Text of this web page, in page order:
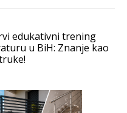
edukativni trening
u BiH: Znanje kao